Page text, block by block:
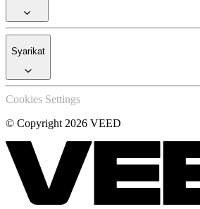
Syarikat
Cookies Settings
© Copyright 2026 VEED